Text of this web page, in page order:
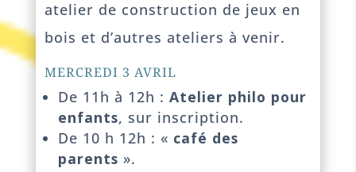
atelier de construction de jeux en
bois et d’autres ateliers à venir.
MERCREDI 3 AVRIL
De 11h à 12h :Atelier philo pour
enfants, sur inscription.
De 10 h 12h : « café des
parents ».